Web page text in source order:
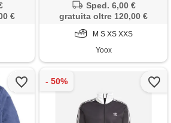
€
Sped. 6,00 €
gratuita oltre 120,00 €
M S XS XXS
Yoox